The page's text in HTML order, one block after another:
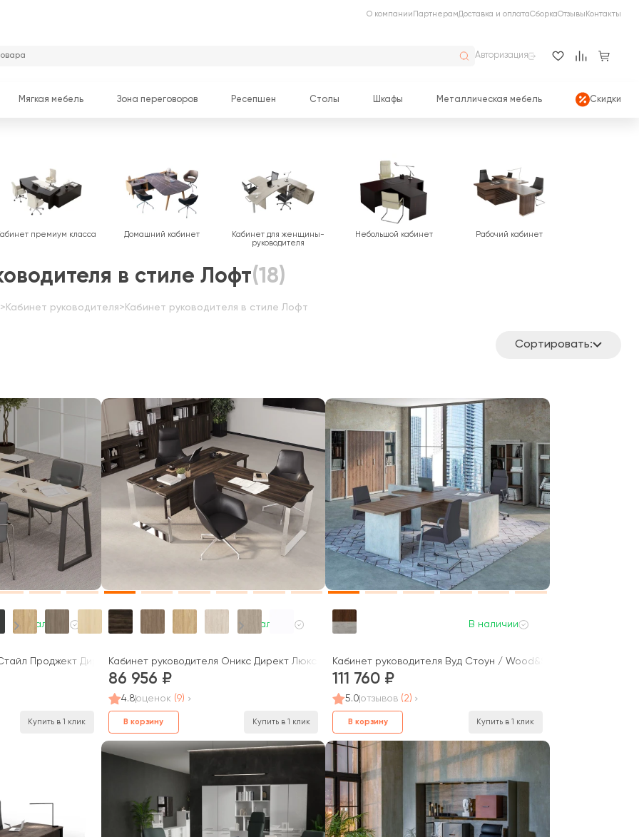
О компании ПартнерамДоставка и оплатаСборкаОтзывы Контакты
Авторизация
Мягкая мебель Зона переговоров Ресепшен Столы Шкафы Металлическая мебель Скидки
в стиле Лофт(18)
> Кабинет руководителя> Кабинет руководителя в стиле Лофт
Сортировать:
В наличии
Проджект Директ / Style Project Direct
Купить в 1 клик
В наличии
Кабинет руководителя Оникс Директ Люкс / Onix Direct Lux
86 956
4.8оценок (9)
В корзину Купить в 1 клик
В наличии
Кабинет руководителя Вуд Стоун / Wood&Stone
111 760
5.0отзывов (2)
В корзину Купить в 1 клик
премиум класса Домашний кабинет
Кабинет для женщины-
руководителя
Небольшой кабинет Рабочий кабинет